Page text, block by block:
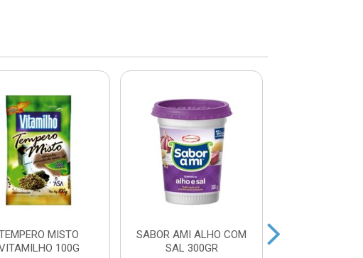
MISTO
100G
SABOR AMI ALHO COM
SAL 300GR